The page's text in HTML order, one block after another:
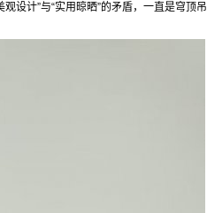
设计”与“实用晾晒”的矛盾，一直是穹顶吊